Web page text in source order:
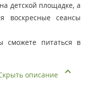
детской площадке, а
воскресные сеансы
сможете питаться в
описание